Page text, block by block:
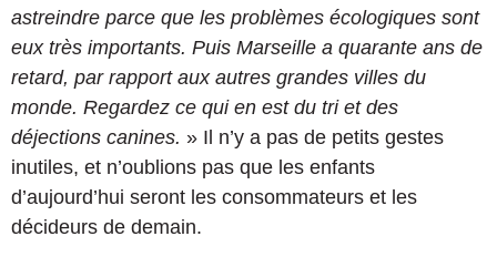
astreindre parce que les problèmes écologiques sont
eux très importants. Puis Marseille a quarante ans de
retard, par rapport aux autres grandes villes du
monde. Regardez ce qui en est du tri et des
déjections canines. » Il n’y a pas de petits gestes
inutiles, et n’oublions pas que les enfants
d’aujourd’hui seront les consommateurs et les
décideurs de demain.